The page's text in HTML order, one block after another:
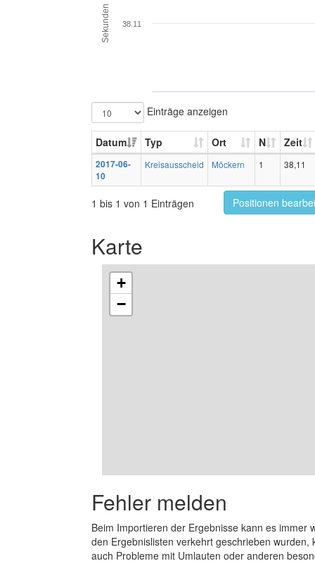
Sekunden 38.11
Einträge anzeigen
Datum Typ Ort N Zeit
2017-06-
10
Kreisausscheid Möckern 1 38,11
1 bis 1 von 1 Einträgen Positionen
Karte
+
−
Fehler melden
Beim Importieren der Ergebnisse kann es
den Ergebnislisten verkehrt geschrieben
auch Probleme mit Umlauten oder anderen